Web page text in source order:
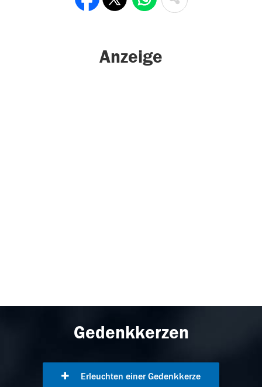
Anzeige
Gedenkkerzen
Erleuchten einer Gedenkkerze